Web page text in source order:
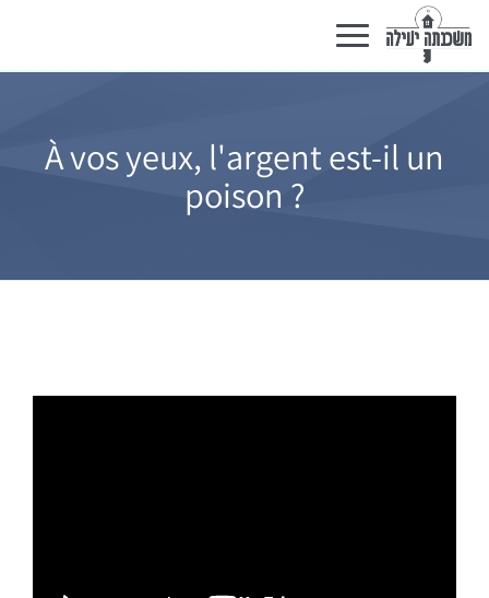
Basculer
la
navigation
À vos yeux, l'argent est-il un
poison ?